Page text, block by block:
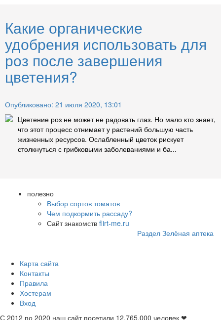
Какие органические
удобрения использовать для
роз после завершения
цветения?
Опубликовано: 21 июля 2020, 13:01
Цветение роз не может не радовать глаз. Но мало кто знает,
что этот процесс отнимает у растений большую часть
жизненных ресурсов. Ослабленный цветок рискует
столкнуться с грибковыми заболеваниями и ба...
полезно
Выбор сортов томатов
Чем подкормить рассаду?
Сайт знакомств flirt-me.ru
Раздел Зелёная аптека
Карта сайта
Контакты
Правила
Хостерам
Вход
С 2012 по 2020 наш сайт посетили 12.765.000 человек ❤